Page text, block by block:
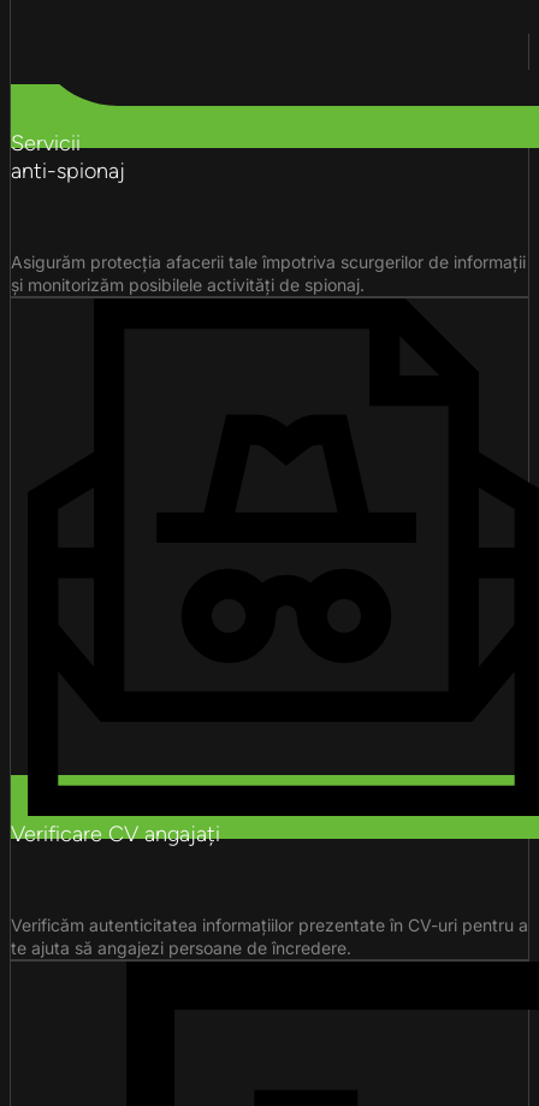
Servicii
anti-spionaj
Asigurăm protecția afacerii tale împotriva scurgerilor de informații
și monitorizăm posibilele activități de spionaj.
Verificare CV angajați
Verificăm autenticitatea informațiilor prezentate în CV-uri pentru a
te ajuta să angajezi persoane de încredere.